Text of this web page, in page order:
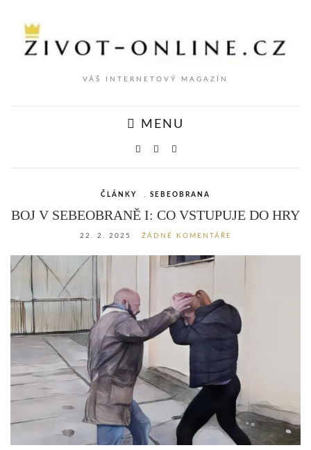
VÁŠ INTERNETOVÝ MAGAZÍN
MENU
ČLÁNKY SEBEOBRANA
BOJ V SEBEOBRANĚ I: CO VSTUPUJE DO HRY
22. 2. 2025 ŽÁDNÉ KOMENTÁŘE